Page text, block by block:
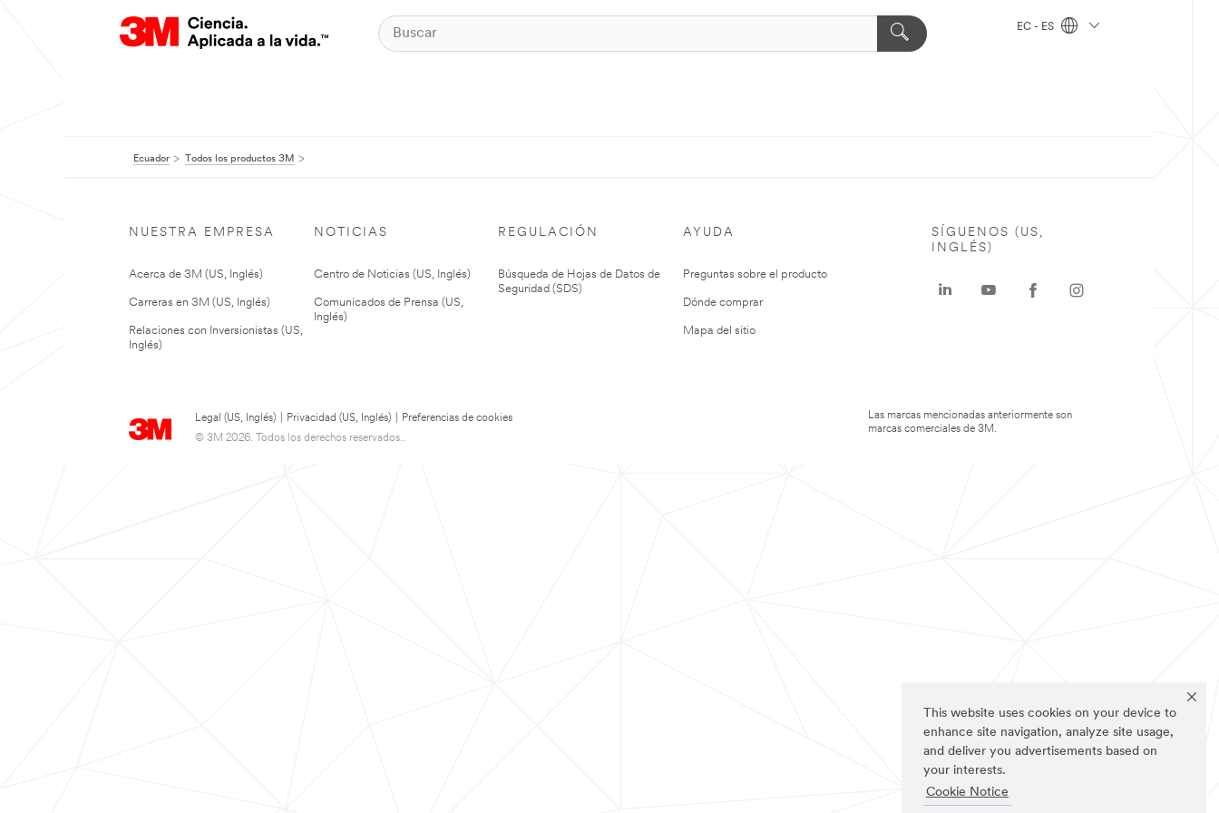
This website uses cookies on your device to
enhance site navigation, analyze site usage,
and deliver you advertisements based on
your interests.
Cookie Notice
EC - ES
Ecuador Todos los productos 3M
NUESTRA EMPRESA
Acerca de 3M (US, Inglés)
Carreras en 3M (US, Inglés)
Relaciones con Inversionistas (US,
Inglés)
NOTICIAS
Centro de Noticias (US, Inglés)
Comunicados de Prensa (US,
Inglés)
REGULACIÓN
Búsqueda de Hojas de Datos de
Seguridad (SDS)
AYUDA
Preguntas sobre el producto
Dónde comprar
Mapa del sitio
Legal (US, Inglés) Privacidad (US, Inglés)
Preferencias de cookies
© 3M 2026. Todos los derechos reservados..
SÍGUENOS (US,
INGLÉS)
Las marcas mencionadas anteriormente son
marcas comerciales de 3M.